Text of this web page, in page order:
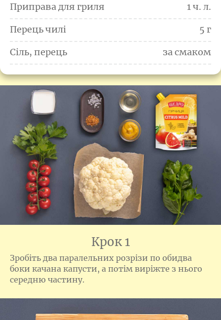
Приправа для гриля
1 ч. л.
Перець чилі
5 г
Сіль, перець
за смаком
Крок 1
Зробіть два паралельних розрізи по обидва
боки качана капусти, а потім виріжте з нього
середню частину.